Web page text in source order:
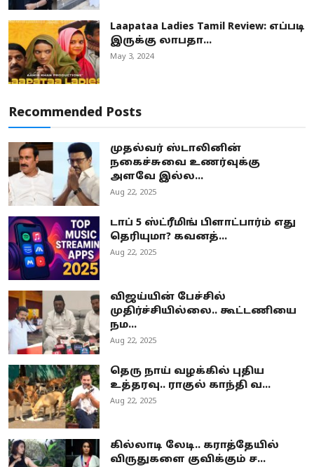
Laapataa Ladies Tamil Review: எப்படி
இருக்கு லாபதா...
May 3, 2024
Recommended Posts
முதல்வர் ஸ்டாலினின்
நகைச்சுவை உணர்வுக்கு
அளவே இல்ல...
Aug 22, 2025
டாப் 5 ஸ்ட்ரீமிங் பிளாட்பார்ம் எது
தெரியுமா? கவனத்...
Aug 22, 2025
விஜய்யின் பேச்சில்
முதிர்ச்சியில்லை.. கூட்டணியை
நம...
Aug 22, 2025
தெரு நாய் வழக்கில் புதிய
உத்தரவு.. ராகுல் காந்தி வ...
Aug 22, 2025
கில்லாடி லேடி.. கராத்தேயில்
விருதுகளை குவிக்கும் ச...